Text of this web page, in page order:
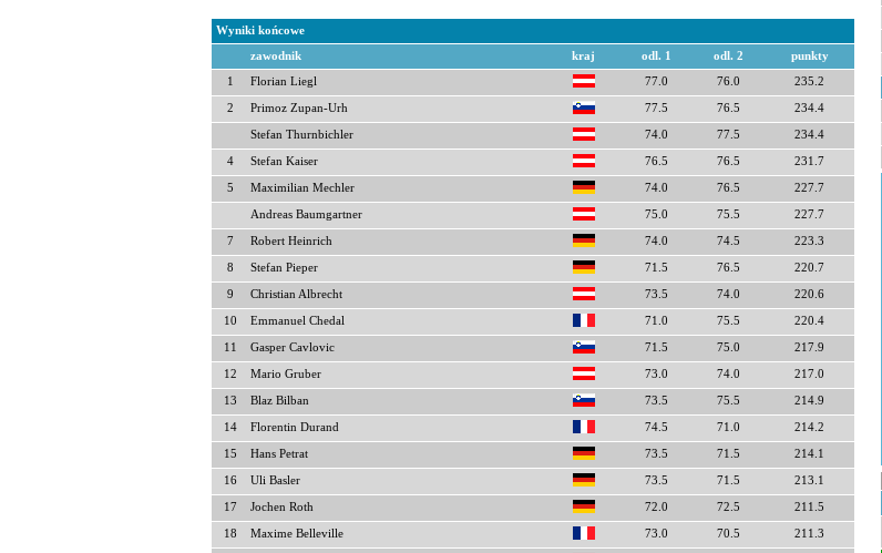
Wyniki końcowe
zawodnik kraj odl. 1 odl. 2 punkty
1 Florian Liegl 77.0 76.0 235.2
2 Primoz Zupan-Urh 77.5 76.5 234.4
Stefan Thurnbichler 74.0 77.5 234.4
4 Stefan Kaiser 76.5 76.5 231.7
5 Maximilian Mechler 74.0 76.5 227.7
Andreas Baumgartner 75.0 75.5 227.7
7 Robert Heinrich 74.0 74.5 223.3
8 Stefan Pieper 71.5 76.5 220.7
9 Christian Albrecht 73.5 74.0 220.6
10 Emmanuel Chedal 71.0 75.5 220.4
11 Gasper Cavlovic 71.5 75.0 217.9
12 Mario Gruber 73.0 74.0 217.0
13 Blaz Bilban 73.5 75.5 214.9
14 Florentin Durand 74.5 71.0 214.2
15 Hans Petrat 73.5 71.5 214.1
16 Uli Basler 73.5 71.5 213.1
17 Jochen Roth 72.0 72.5 211.5
18 Maxime Belleville 73.0 70.5 211.3